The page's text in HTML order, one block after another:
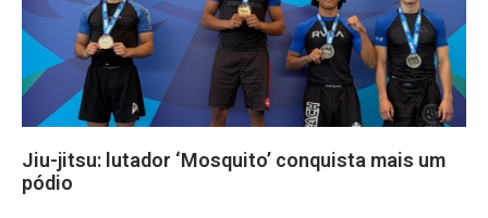
Jiu-jitsu: lutador ‘Mosquito’ conquista mais um
pódio